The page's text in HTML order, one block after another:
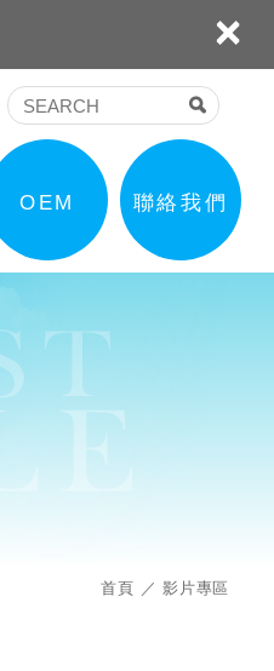
×
OEM 聯絡我們
首頁 影片專區